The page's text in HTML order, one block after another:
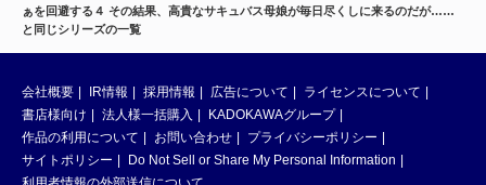
ぁを回避する４ その結果、高貴なサキュバス母娘が毎日尽くしに来るのだが……
と同じシリーズの一覧
会社概要 IR情報 採用情報 広告について
ライセンスについて
書店様向け
法人様一括購入
KADOKAWAグループ
作品の利用について
お問い合わせ
プライバシーポリシー
サイトポリシー
Do Not Sell or Share My Personal Information